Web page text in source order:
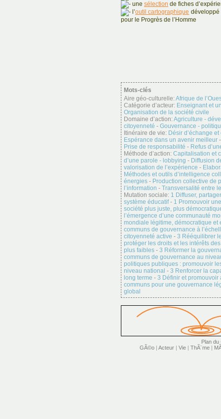
une sélection de fiches
l’outil cartographique développé
pour le Progrès de l’Homme
Mots-clés
Aire géo-culturelle:Afrique de
Catégorie d’acteur: Enseignant et
Organisation de la société civile
Domaine d’action:Agriculture -
citoyenneté - Gouvernance -
Itinéraire de vie: Désir d’échange
Espérance dans un avenir meilleur
Prise de responsabilité - Refus
Méthode d’action: Capitalisation et
d’une parole - lobbying - Diffusion
valorisation de l’expérience -
Méthodes et outils d’intelligence
énergies - Production collective de
l’information - Transversalité entre
Mutation sociale: 1 Diffuser,
système éducatif- 1 Promouvoir
société plus juste, plus
l’émergence d’une communauté
mondiale légitime, démocratique et
communs de gouvernance à
citoyenneté active - 3 Rééquilibrer
protéger les droits et les intérêts
plus faibles - 3 Réformer la
communs de gouvernance au
politiques publiques : promouvoir
niveau national - 3 Renforcer la
long terme - 3 Définir et promouvoir
communs pour une gouvernance
global
Plan du
GÃ©o | Acteur | Vie | ThÃ¨me |